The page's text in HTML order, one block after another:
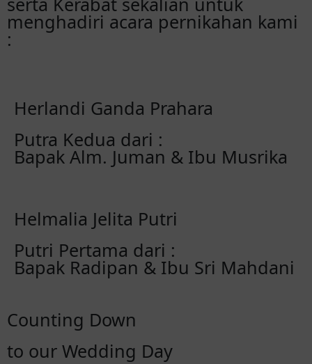
menghadiri acara pernikahan kami
:
Herlandi Ganda Prahara
Putra Kedua dari :
Bapak Alm. Juman & Ibu Musrika
Helmalia Jelita Putri
Putri Pertama dari :
Bapak Radipan & Ibu Sri Mahdani
Counting Down
to our Wedding Day